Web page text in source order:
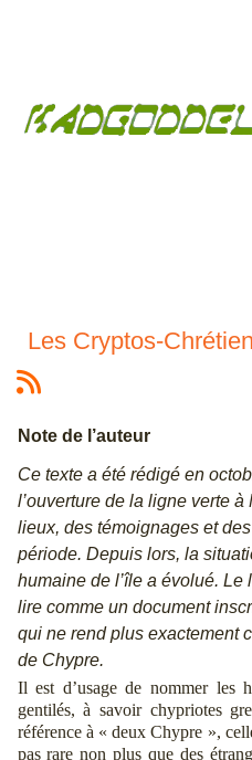
Les Cryptos-
Note de l’auteur
Ce texte a été rédigé en
l’ouverture de la ligne verte
lieux, des témoignages et
période. Depuis lors, la
humaine de l’île a évolué.
lire comme un document
qui ne rend plus exactement
de Chypre.
Il est d’usage de nommer les
gentilés, à savoir chypriotes
référence à « deux Chypre »,
pas rare non plus que des